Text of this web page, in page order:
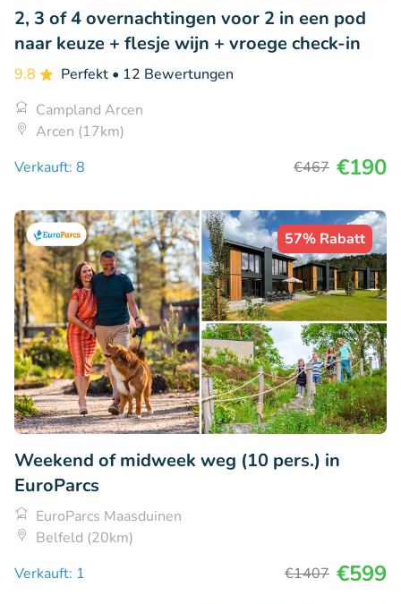
2, 3 of 4 overnachtingen voor 2 in een pod
naar keuze + flesje wijn + vroege check-in
9.8 Perfekt • 12 Bewertungen
Campland Arcen
Arcen (17km)
Verkauft: 8
€467 €190
57% Rabatt
Weekend of midweek weg (10 pers.) in
EuroParcs
EuroParcs Maasduinen
Belfeld (20km)
Verkauft: 1
€1407 €599